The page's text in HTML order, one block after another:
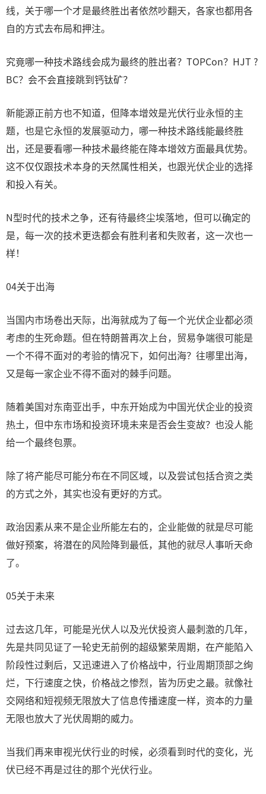
线，关于哪一个才是最终胜出者依然吵翻天，各家也都用各
自的方式去布局和押注。
究竟哪一种技术路线会成为最终的胜出者？TOPCon？HJT ?
BC？会不会直接跳到钙钛矿？
新能源正前方也不知道，但降本增效是光伏行业永恒的主
题，也是它永恒的发展驱动力，哪一种技术路线能最终胜
出，还是要看哪一种技术最终能在降本增效方面最具优势。
这不仅仅跟技术本身的天然属性相关，也跟光伏企业的选择
和投入有关。
N型时代的技术之争，还有待最终尘埃落地，但可以确定的
是，每一次的技术更迭都会有胜利者和失败者，这一次也一
样！
04关于出海
当国内市场卷出天际，出海就成为了每一个光伏企业都必须
考虑的生死命题。但在特朗普再次上台，贸易争端很可能是
一个不得不面对的考验的情况下，如何出海？往哪里出海，
又是每一家企业不得不面对的棘手问题。
随着美国对东南亚出手，中东开始成为中国光伏企业的投资
热土，但中东市场和投资环境未来是否会生变故？也没人能
给一个最终包票。
除了将产能尽可能分布在不同区域，以及尝试包括合资之类
的方式之外，其实也没有更好的方式。
政治因素从来不是企业所能左右的，企业能做的就是尽可能
做好预案，将潜在的风险降到最低，其他的就尽人事听天命
了。
05关于未来
过去这几年，可能是光伏人以及光伏投资人最刺激的几年，
先是共同见证了一轮史无前例的超级繁荣周期，在产能陷入
阶段性过剩后，又迅速进入了价格战中，行业周期顶部之绚
烂，下行速度之快，价格战之惨烈，皆为历史之最。就像社
交网络和短视频无限放大了信息传播速度一样，资本的力量
无限也放大了光伏周期的威力。
当我们再来审视光伏行业的时候，必须看到时代的变化，光
伏已经不再是过往的那个光伏行业。